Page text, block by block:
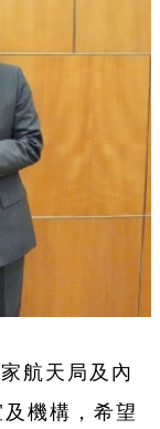
航天局及內
機構，希望